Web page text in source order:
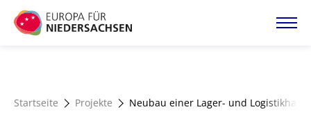
Direkt
zum
Startseite Projekte Neubau einer Lager- und